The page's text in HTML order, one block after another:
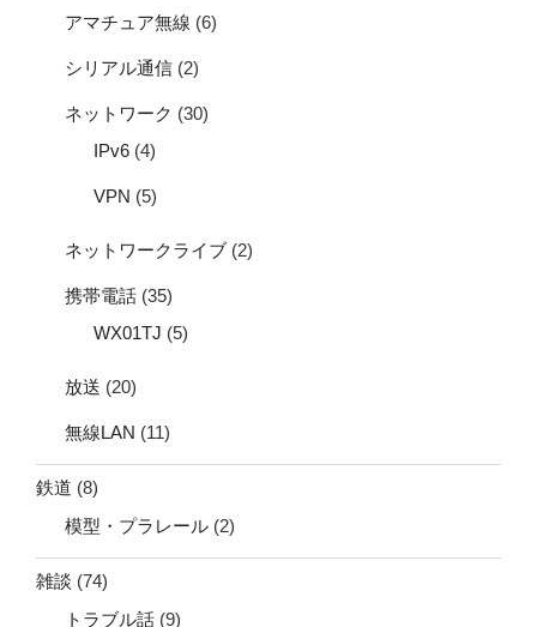
アマチュア無線 (6)
シリアル通信 (2)
ネットワーク (30)
IPv6 (4)
VPN (5)
ネットワークライブ (2)
携帯電話 (35)
WX01TJ (5)
放送 (20)
無線LAN (11)
鉄道 (8)
模型・プラレール (2)
雑談 (74)
トラブル話 (9)